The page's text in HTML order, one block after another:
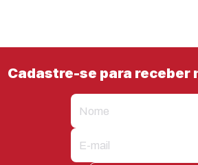
Cadastre-se para receber